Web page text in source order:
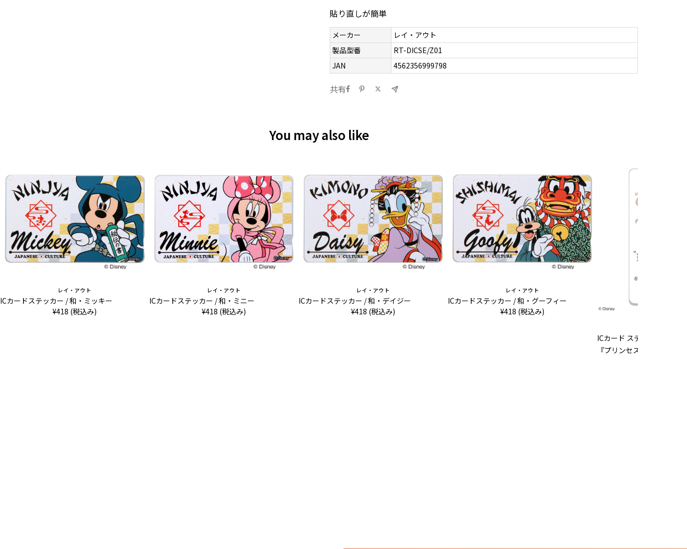
貼り直しが簡単
メーカー
レイ・アウト
製品型番
RT-DICSE/Z01
JAN
4562356999798
共有
You may also like
レイ・アウト
ICカードステッカー / 和・ミッキー
¥418 (税込み)
レイ・アウト
ICカードステッカー / 和・ミニー
¥418 (税込み)
レイ・アウト
ICカードステッカー / 和・デイジー
¥418 (税込み)
レイ・アウト
ICカードステッカー / 和・グーフィー
¥418 (税込み)
ICカード ステッカー ディ
『プリンセスのプロフィ